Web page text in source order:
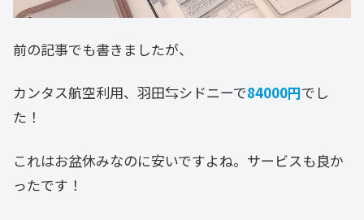
前の記事でも書きましたが、
カンタス航空利用、羽田⇆シドニーで84000円でし
た！
これはお盆休みなのに安いですよね。サービスも良か
ったです！